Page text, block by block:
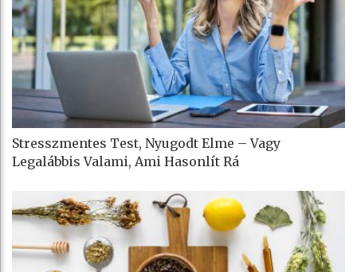
Stresszmentes Test, Nyugodt Elme – Vagy
Legalábbis Valami, Ami Hasonlít Rá